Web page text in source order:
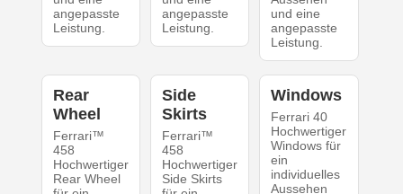
angepasste
Leistung.
angepasste
Leistung.
und eine
angepasste
Leistung.
Rear
Wheel
Ferrari™
458
Hochwertiger
Rear Wheel
Side
Skirts
Ferrari™
458
Hochwertiger
Side Skirts
Windows
Ferrari 40
Hochwertiger
Windows für
ein
individuelles
Aussehen